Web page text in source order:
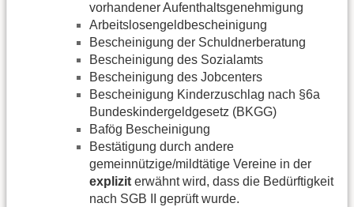
vorhandener Aufenthaltsgenehmigung
Arbeitslosengeldbescheinigung
Bescheinigung der Schuldnerberatung
Bescheinigung des Sozialamts
Bescheinigung des Jobcenters
Bescheinigung Kinderzuschlag nach §6a
Bundeskindergeldgesetz (BKGG)
Bafög Bescheinigung
Bestätigung durch andere
gemeinnützige/mildtätige Vereine in der
explizit erwähnt wird, dass die Bedürftigkeit
nach SGB II geprüft wurde.